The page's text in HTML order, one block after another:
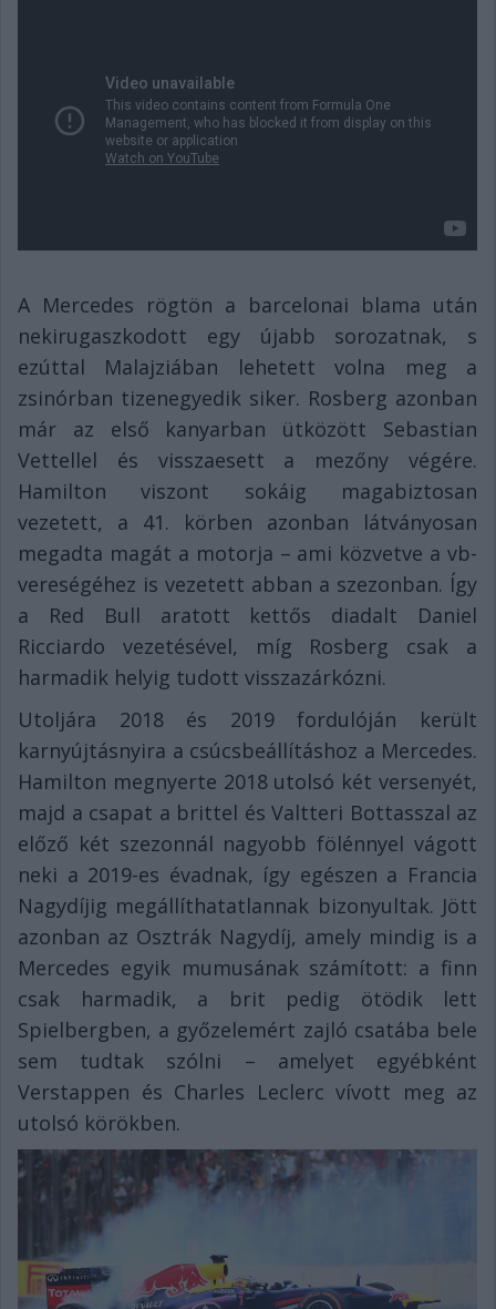
A Mercedes rögtön a barcelonai blama után
nekirugaszkodott egy újabb sorozatnak, s
ezúttal Malajziában lehetett volna meg a
zsinórban tizenegyedik siker. Rosberg azonban
már az első kanyarban ütközött Sebastian
Vettellel és visszaesett a mezőny végére.
Hamilton viszont sokáig magabiztosan
vezetett, a 41. körben azonban látványosan
megadta magát a motorja – ami közvetve a vb-
vereségéhez is vezetett abban a szezonban. Így
a Red Bull aratott kettős diadalt Daniel
Ricciardo vezetésével, míg Rosberg csak a
harmadik helyig tudott visszazárkózni.
Utoljára 2018 és 2019 fordulóján került
karnyújtásnyira a csúcsbeállításhoz a Mercedes.
Hamilton megnyerte 2018 utolsó két versenyét,
majd a csapat a brittel és Valtteri Bottasszal az
előző két szezonnál nagyobb fölénnyel vágott
neki a 2019-es évadnak, így egészen a Francia
Nagydíjig megállíthatatlannak bizonyultak. Jött
azonban az Osztrák Nagydíj, amely mindig is a
Mercedes egyik mumusának számított: a finn
csak harmadik, a brit pedig ötödik lett
Spielbergben, a győzelemért zajló csatába bele
sem tudtak szólni – amelyet egyébként
Verstappen és Charles Leclerc vívott meg az
utolsó körökben.